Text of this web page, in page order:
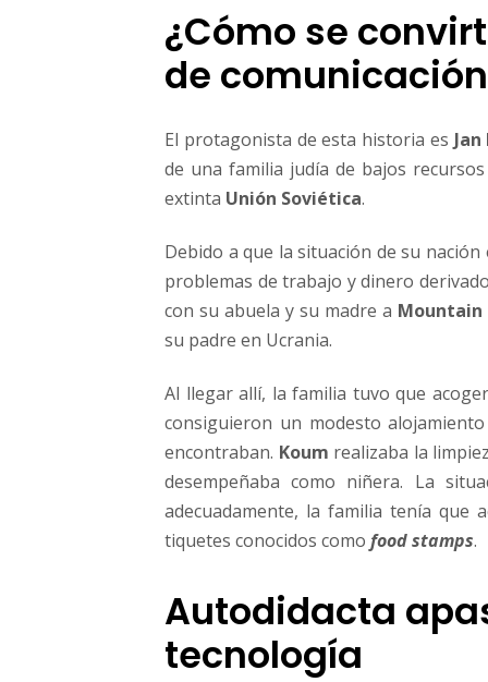
o
m
u
c
a
m
s
¿Cómo se
de
El protagonista de esta historia es
de una familia judía de bajos
extinta Unión Soviética.
Debido a que la situación de su
problemas de trabajo y dinero
con su abuela y su madre a
su padre en Ucrania.
Al llegar allí, la familia tuvo que
consiguieron un modesto
encontraban. Koum realizaba la
desempeñaba como niñera. La
adecuadamente, la familia tenía que
tiquetes conocidos como food stamps.
Autodidacta
tecnología